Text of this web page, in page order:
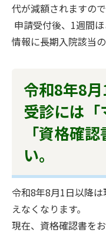
代が減額されますの
申請受付後、1週間
情報に長期入院該当
令和8年8
受診には
「資格確
い。
令和8年8月1日以降
えなくなります。
現在、資格確認書を